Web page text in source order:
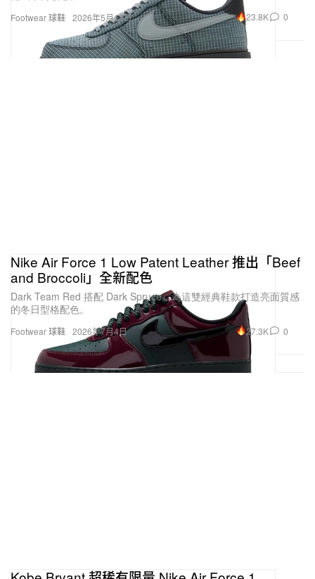
Footwear 球鞋 2026年5月18日 23.8K 0
Footwear 球鞋
Nike Air Force 1 Low Patent Leather 推出「Beef
and Broccoli」全新配色
Dark Team Red 搭配 Dark Spruce，為這雙經典鞋款打造亮面質感
的冬日型格配色。
2026年7月4日 27.3K 0